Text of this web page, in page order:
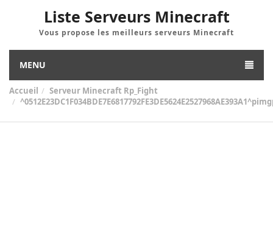
Liste Serveurs Minecraft
Vous propose les meilleurs serveurs Minecraft
MENU
Accueil
Serveur Minecraft Rp_Fight